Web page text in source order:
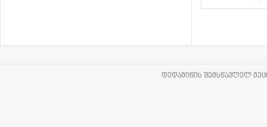
ᲓᲔᲓᲐᲛᲘᲬᲘᲡ ᲨᲔᲛᲡᲬᲐᲕᲚᲔᲚ